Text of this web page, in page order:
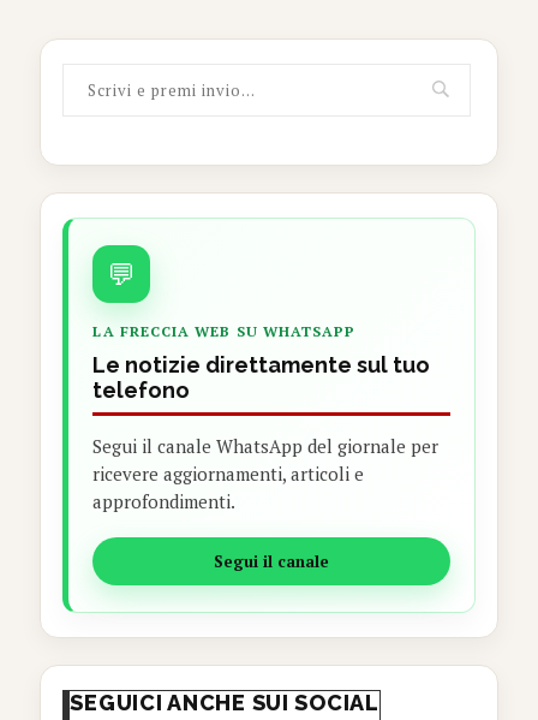
💬
LA FRECCIA WEB SU WHATSAPP
Le notizie direttamente sul tuo
telefono
Segui il canale WhatsApp del giornale per
ricevere aggiornamenti, articoli e
approfondimenti.
Segui il canale
SEGUICI ANCHE SUI SOCIAL